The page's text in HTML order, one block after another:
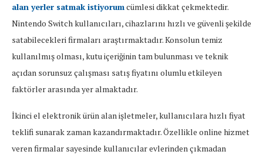
alan yerler satmak istiyorumcümlesi dikkat çekmektedir.
Nintendo Switch kullanıcıları, cihazlarını hızlı ve güvenli şekilde
satabilecekleri firmaları araştırmaktadır. Konsolun temiz
kullanılmış olması, kutu içeriğinin tam bulunması ve teknik
açıdan sorunsuz çalışması satış fiyatını olumlu etkileyen
faktörler arasında yer almaktadır.
İkinci el elektronik ürün alan işletmeler, kullanıcılara hızlı fiyat
teklifi sunarak zaman kazandırmaktadır. Özellikle online hizmet
veren firmalar sayesinde kullanıcılar evlerinden çıkmadan